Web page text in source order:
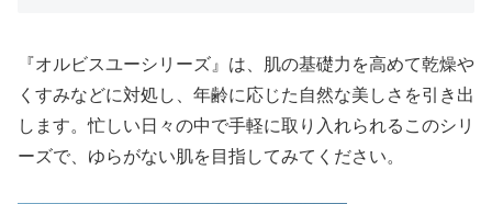
『オルビスユーシリーズ』は、肌の基礎力を高めて乾燥や
くすみなどに対処し、年齢に応じた自然な美しさを引き出
します。忙しい日々の中で手軽に取り入れられるこのシリ
ーズで、ゆらがない肌を目指してみてください。